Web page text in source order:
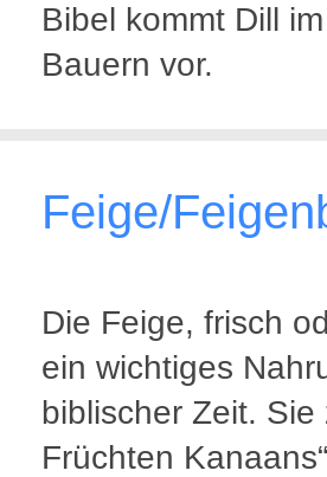
Bibel kommt Dill
Bauern vor.
Feige/
Die Feige, frisch
ein wichtiges
biblischer Zeit.
Früchten